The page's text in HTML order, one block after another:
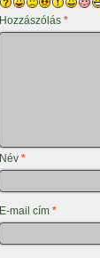
Hozzászólás *
Név *
E-mail cím *